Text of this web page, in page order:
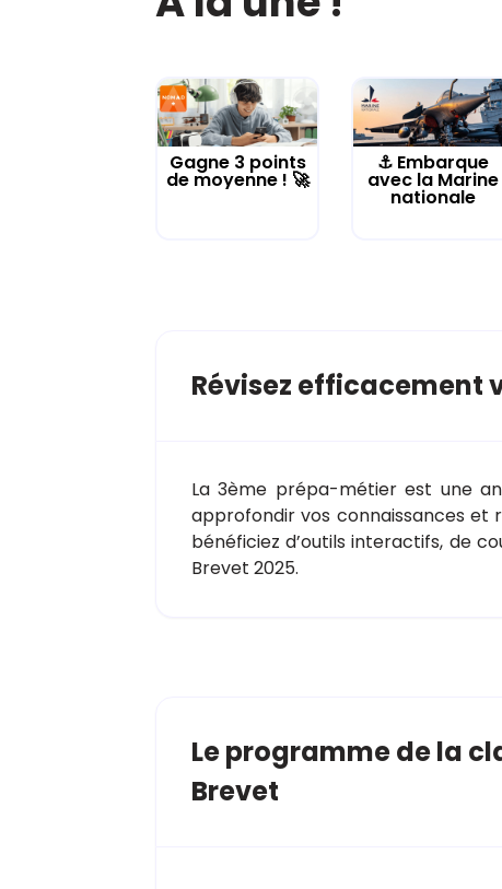
Gagne 3 points
de moyenne ! 🚀
⚓️ Embarque
avec la Marine
nationale
Révisez efficacement
La 3ème prépa-métier est une
approfondir vos connaissances et
bénéficiez d’outils interactifs, de
Brevet 2025.
Le programme de la
Brevet